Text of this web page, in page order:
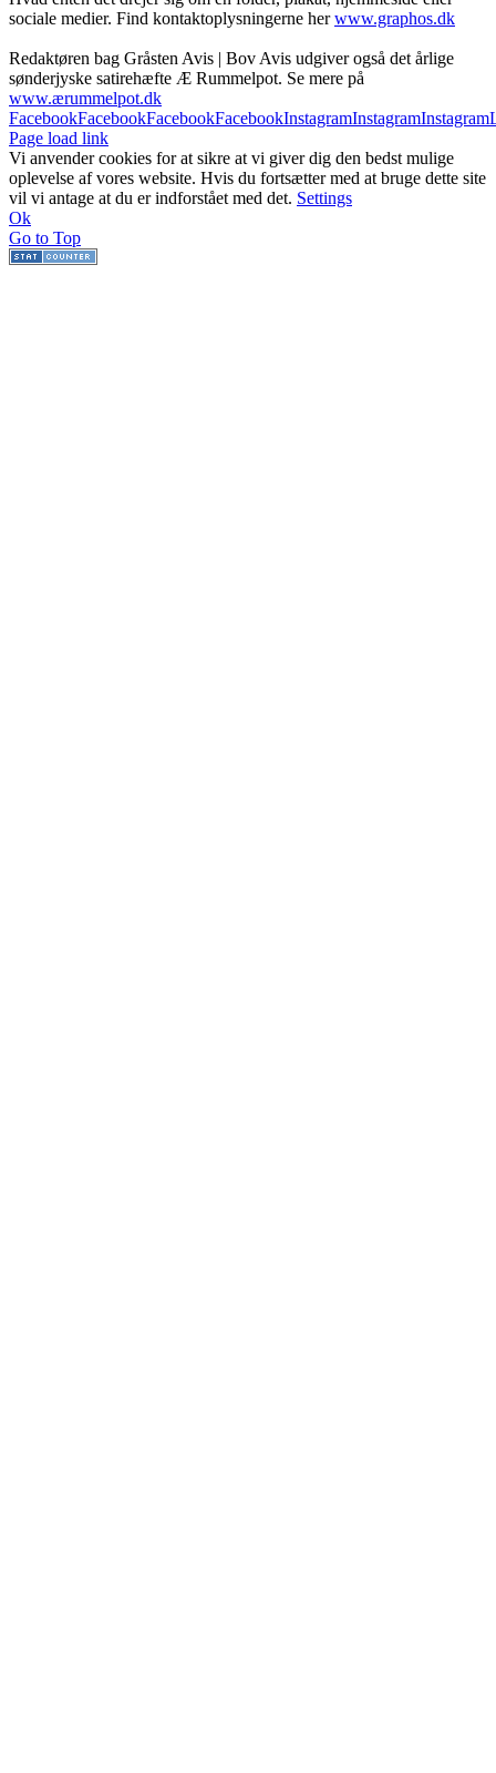
sociale medier. Find kontaktoplysningerne herwww.graphos.dk
Redaktøren bag Gråsten Avis | Bov Avis udgiver også det årlige
sønderjyske satirehæfte Æ Rummelpot. Se mere på
www.ærummelpot.dk
FacebookFacebookFacebookFacebookInstagramInstagramInstagram
Page load link
Vi anvender cookies for at sikre at vi giver dig den bedst mulige
oplevelse af vores website. Hvis du fortsætter med at bruge dette site
vil vi antage at du er indforstået med det. Settings
Ok
Go to Top